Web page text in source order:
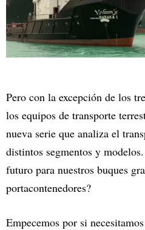
Pero con la excepción de los
los equipos de transporte
nueva serie que analiza el
distintos segmentos y
futuro para nuestros buques
portacontenedores?
Empecemos por si